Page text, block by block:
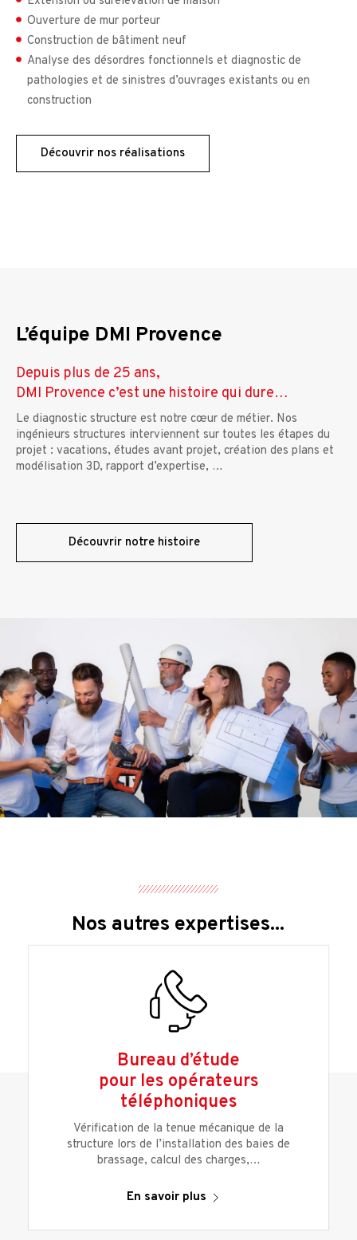
Ouverture de mur porteur
Construction de bâtiment neuf
Analyse des désordres fonctionnels et diagnostic de
pathologies et de sinistres d’ouvrages existants ou en
construction
Découvrir nos réalisations
L’équipe DMI Provence
Depuis plus de 25 ans,
DMI Provence c’est une histoire qui dure…
Le diagnostic structure est notre cœur de métier. Nos
ingénieurs structures interviennent sur toutes les étapes du
projet : vacations, études avant projet, création des plans et
modélisation 3D, rapport d’expertise, …
Découvrir notre histoire
Nos autres expertises...
Bureau d’étude
pour les opérateurs
téléphoniques
Vérification de la tenue mécanique de la
structure lors de l’installation des baies de
brassage, calcul des charges,…
En savoir plus